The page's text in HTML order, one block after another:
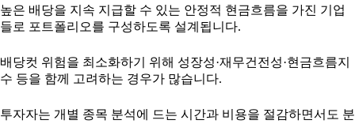
높은 배당을 지속 지급할 수 있는 안정적 현금흐름을 가진 기업
들로 포트폴리오를 구성하도록 설계됩니다.
배당컷 위험을 최소화하기 위해 성장성·재무건전성·현금흐름지
수 등을 함께 고려하는 경우가 많습니다.
투자자는 개별 종목 분석에 드는 시간과 비용을 절감하면서도 분